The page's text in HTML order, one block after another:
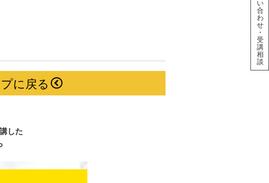
に戻る
した
い
合
わ
せ
・
受
講
相
談